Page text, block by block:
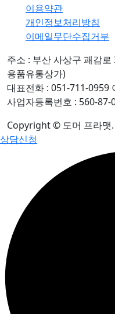
이용약관
개인정보처리방침
이메일무단수집거부
주소 : 부산 사상구 괘감
용품유통상가)
대표전화 : 051-711-0959
사업자등록번호 : 560-87-
Copyright © 도머 프라맷
상담신청